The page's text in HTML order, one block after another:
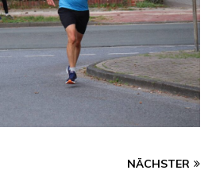
NÄCHSTER